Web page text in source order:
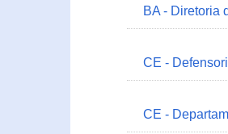
BA - Diretoria
CE -
CE -